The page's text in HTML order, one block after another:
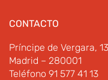
CONTACTO
Príncipe de Vergara, 13
Madrid – 280001
Teléfono 91 577 41 13